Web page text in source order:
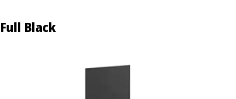
Full Black